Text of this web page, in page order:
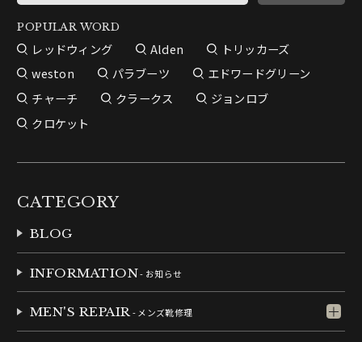
POPULAR WORD
レッドウィング Alden
トリッカーズ
weston
パラブーツ
エドワードグリーン
チャーチ
クラークス
ジョンロブ
クロケット
CATEGORY
BLOG
INFORMATION- お知らせ
MEN'S REPAIR- メンズ靴修理